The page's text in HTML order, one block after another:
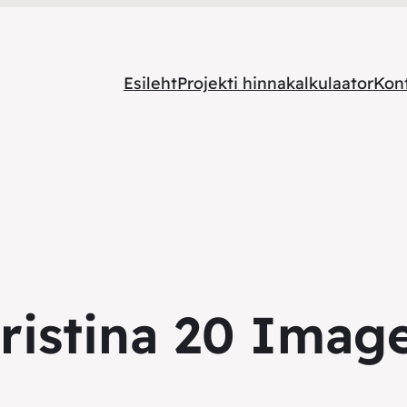
EsilehtProjekti hinnakalkulaator
20